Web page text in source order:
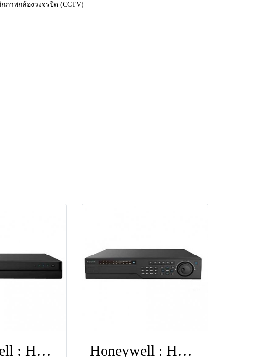
ภาพกล้องวงจรปิด (CCTV)
Honeywell : HEN64204 Honeywell : HEN16304